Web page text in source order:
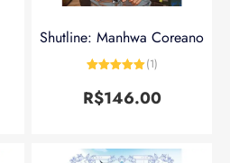
Shutline: Manhwa Coreano
de 5
(1)
R$146.00